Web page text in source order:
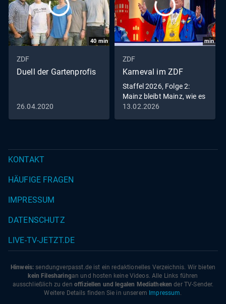
40 min
ZDF
Duell der Gartenprofis
26.04.2020
min
ZDF
Karneval im ZDF
Staffel 2026, Folge 2:
Mainz bleibt Mainz, wie es
singt und lacht
13.02.2026
KONTAKT
HÄUFIGE FRAGEN
IMPRESSUM
DATENSCHUTZ
LIVE-TV-JETZT.DE
Hinweis: sendungverpasst.de ist ein redaktionelles Verzeichnis. Wir bieten
kein Filesharingan und hosten keine Videos. Alle Links führen
ausschließlich zu den offiziellen und legalen Mediatheken der TV-Sender.
Weitere Details finden Sie in unserem Impressum.